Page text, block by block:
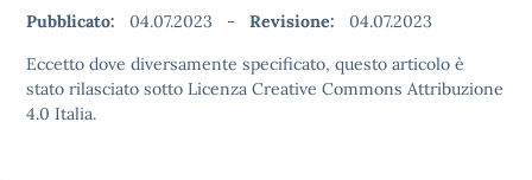
Pubblicato: 04.07.2023 - Revisione:
04.07.2023
Eccetto dove diversamente specificato, questo articolo è
stato rilasciato sotto Licenza Creative Commons Attribuzione
4.0 Italia.